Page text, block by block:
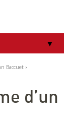
Baccuet ›
d’un